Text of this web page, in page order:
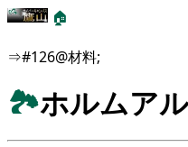
🏠
⇒#126@材料;
🏞ホルムア